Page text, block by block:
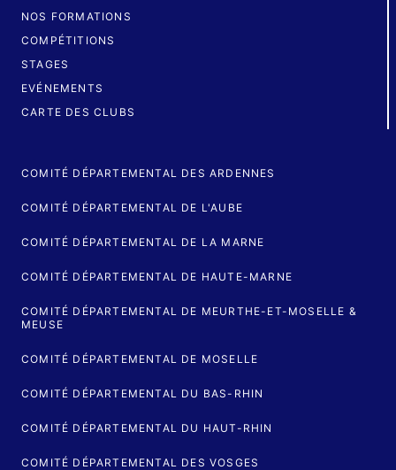
NOS FORMATIONS
COMPÉTITIONS
STAGES
EVÉNEMENTS
CARTE DES CLUBS
COMITÉ DÉPARTEMENTAL DES ARDENNES
COMITÉ DÉPARTEMENTAL DE L'AUBE
COMITÉ DÉPARTEMENTAL DE LA MARNE
COMITÉ DÉPARTEMENTAL DE HAUTE-MARNE
COMITÉ DÉPARTEMENTAL DE MEURTHE-ET-MOSELLE &
MEUSE
COMITÉ DÉPARTEMENTAL DE MOSELLE
COMITÉ DÉPARTEMENTAL DU BAS-RHIN
COMITÉ DÉPARTEMENTAL DU HAUT-RHIN
COMITÉ DÉPARTEMENTAL DES VOSGES